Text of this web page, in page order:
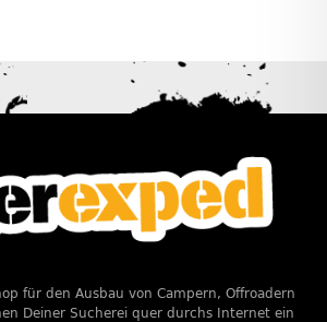
für den Ausbau von Campern, Offroadern
Deiner Sucherei quer durchs Internet ein